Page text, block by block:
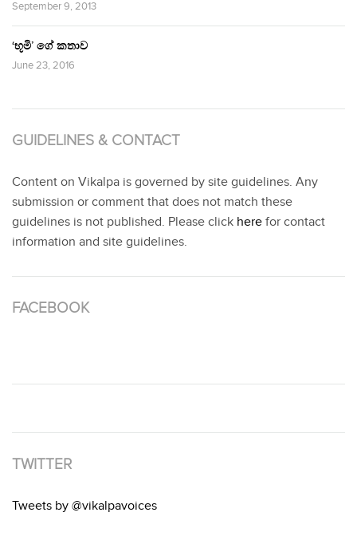
September 9, 2013
‘භූමි’ ගේ කතාව
June 23, 2016
GUIDELINES & CONTACT
Content on Vikalpa is governed by site guidelines. Any
submission or comment that does not match these
guidelines is not published. Please click here for contact
information and site guidelines.
FACEBOOK
TWITTER
Tweets by @vikalpavoices